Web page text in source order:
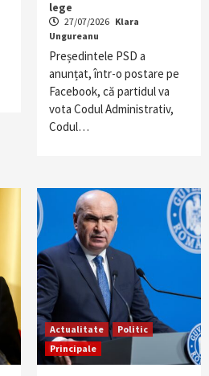
lege
27/07/2026 Klara
Ungureanu
Președintele PSD a
anunțat, într-o postare pe
Facebook, că partidul va
vota Codul Administrativ,
Codul…
Actualitate
Politic
Principale